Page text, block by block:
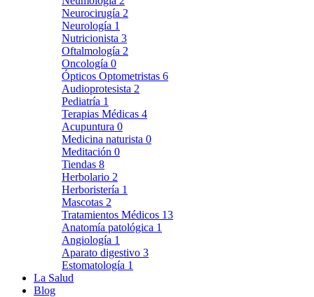
Neurocirugía 2
Neurología 1
Nutricionista 3
Oftalmología 2
Oncología 0
Ópticos Optometristas 6
Audioprotesista 2
Pediatría 1
Terapias Médicas 4
Acupuntura 0
Medicina naturista 0
Meditación 0
Tiendas 8
Herbolario 2
Herboristería 1
Mascotas 2
Tratamientos Médicos 13
Anatomía patológica 1
Angiología 1
Aparato digestivo 3
Estomatología 1
La Salud
Blog